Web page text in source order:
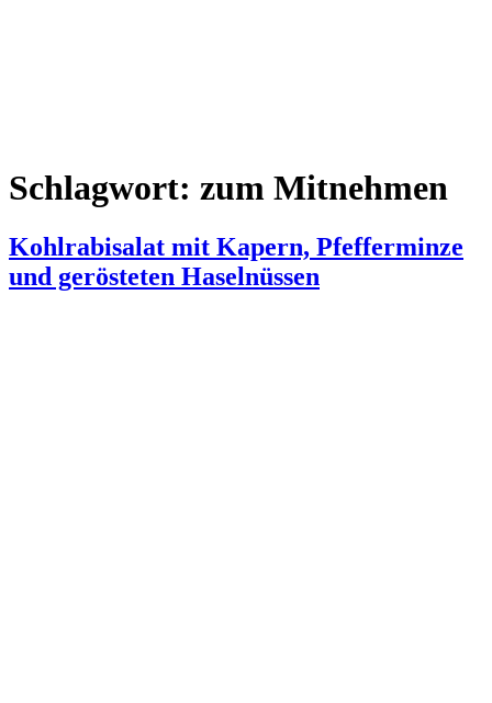
Schlagwort: zum Mitnehmen
Kohlrabisalat mit Kapern, Pfefferminze
und gerösteten Haselnüssen